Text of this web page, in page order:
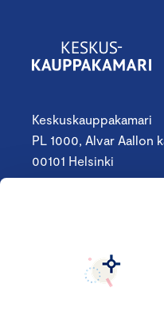
Keskuskauppakamari
PL 1000, Alvar Aallon
00101 Helsinki
Seuraa meitä: